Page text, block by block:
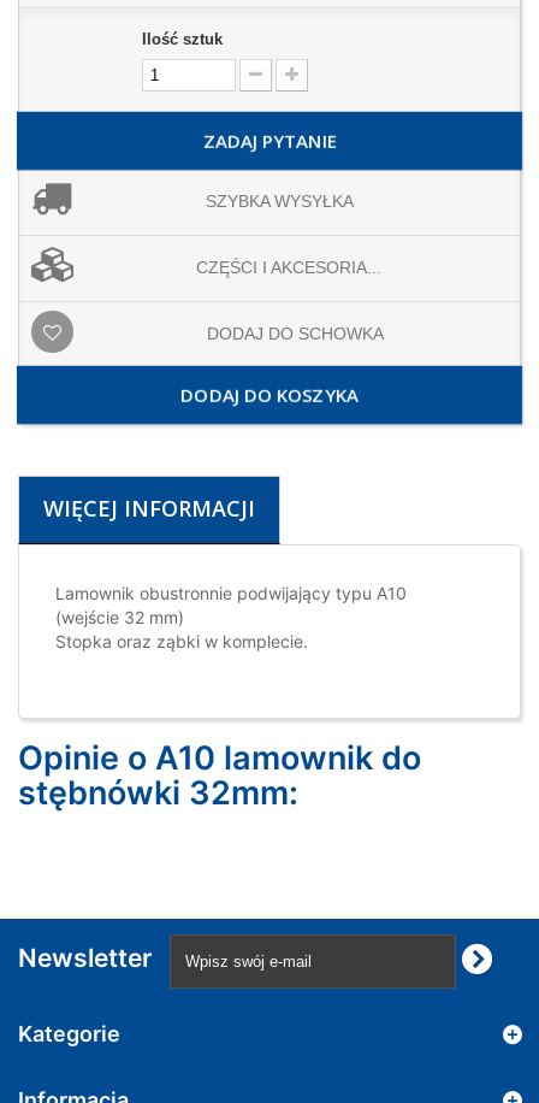
Ilość sztuk
ZADAJ PYTANIE
SZYBKA WYSYŁKA
CZĘŚCI I AKCESORIA...
DODAJ DO SCHOWKA
DODAJ DO KOSZYKA
WIĘCEJ INFORMACJI
Lamownik obustronnie podwijający typu A10
(wejście 32 mm)
Stopka oraz ząbki w komplecie.
Opinie o A10 lamownik do
stębnówki 32mm:
Newsletter
Kategorie